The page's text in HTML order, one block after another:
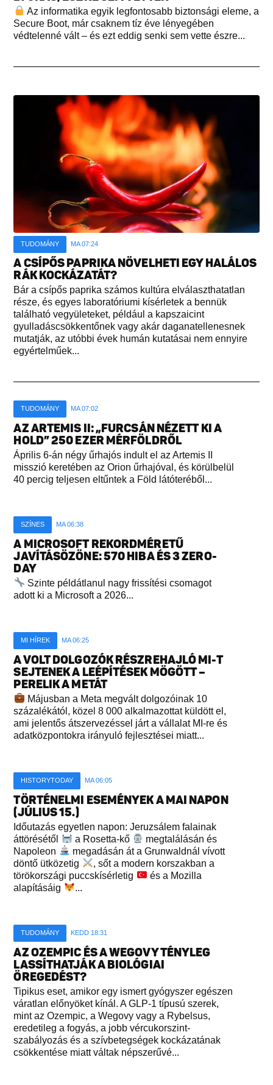
Az informatika egyik legfontosabb biztonsági eleme, a
Secure Boot, már csaknem tíz éve lényegében
védtelenné vált – és ezt eddig senki sem vette észre...
TUDOMÁNY MA 07:24
A CSÍPŐS PAPRIKA NÖVELHETI EGY HALÁLOS
RÁK KOCKÁZATÁT?
Bár a csípős paprika számos kultúra elválaszthatatlan
része, és egyes laboratóriumi kísérletek a bennük
található vegyületeket, például a kapszaicint
gyulladáscsökkentőnek vagy akár daganatellenesnek
mutatják, az utóbbi évek humán kutatásai nem ennyire
egyértelműek...
TUDOMÁNY MA 07:02
AZ ARTEMIS II: „FURCSÁN NÉZETT KI A
HOLD” 250 EZER MÉRFÖLDRŐL
Április 6-án négy űrhajós indult el az Artemis II
misszió keretében az Orion űrhajóval, és körülbelül
40 percig teljesen eltűntek a Föld látóteréből...
SZÍNES MA 06:38
A MICROSOFT REKORDMÉRETŰ
JAVÍTÁSÖZÖNE: 570 HIBA ÉS 3 ZERO-
DAY
Szinte példátlanul nagy frissítési csomagot
adott ki a Microsoft a 2026...
MI HÍREK MA 06:25
A VOLT DOLGOZÓK RÉSZREHAJLÓ MI-T
SEJTENEK A LEÉPÍTÉSEK MÖGÖTT –
PERELIK A METÁT
Májusban a Meta megvált dolgozóinak 10
százalékától, közel 8 000 alkalmazottat küldött el,
ami jelentős átszervezéssel járt a vállalat MI-re és
adatközpontokra irányuló fejlesztései miatt...
HISTORYTODAY MA 06:05
TÖRTÉNELMI ESEMÉNYEK A MAI NAPON
(JÚLIUS 15.)
Időutazás egyetlen napon: Jeruzsálem falainak
áttörésétől
a Rosetta-kő
megtalálásán és
Napoleon
megadásán át a Grunwaldnál vívott
döntő ütközetig
, sőt a modern korszakban a
törökországi puccskísérletig
és a Mozilla
alapításáig
...
TUDOMÁNY KEDD 18:31
AZ OZEMPIC ÉS A WEGOVY TÉNYLEG
LASSÍTHATJÁK A BIOLÓGIAI
ÖREGEDÉST?
Tipikus eset, amikor egy ismert gyógyszer egészen
váratlan előnyöket kínál. A GLP-1 típusú szerek,
mint az Ozempic, a Wegovy vagy a Rybelsus,
eredetileg a fogyás, a jobb vércukorszint-
szabályozás és a szívbetegségek kockázatának
csökkentése miatt váltak népszerűvé...